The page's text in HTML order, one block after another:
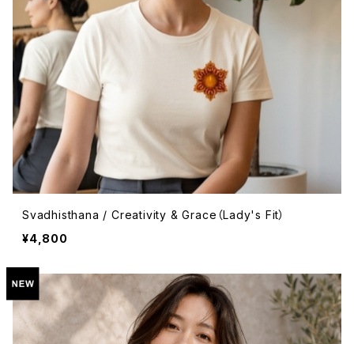
Svadhisthana / Creativity & Grace（Lady's Fit）
¥4,800